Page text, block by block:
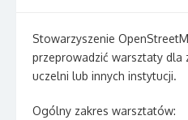
Stowarzyszenie
przeprowadzić warsztaty dla
uczelni lub innych instytucji.
Ogólny zakres warsztatów: